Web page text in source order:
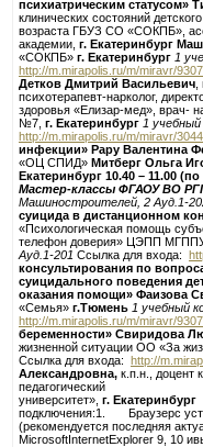
психиатрическим статусом»
клинических состояний детского
возраста ГБУЗ СО «СОКПБ»,
академии, г. Екатеринбург
«СОКПБ» г. Екатеринбург 1
http://m.mirapolis.ru/m/miravr/
Детков Дмитрий Васильевич
психотерапевт-нарколог,
здоровья «Елизар-мед», врач-
№7, г. Екатеринбург 1 учебный
http://m.mirapolis.ru/m/miravr/
инфекции» Рару Валентина
«ОЦ СПИД» Митберг Ольга
Екатеринбург 10.40 – 11.00
Мастер-классы ФГАОУ ВО
Машиностроителей, 2 Ауд.1-
суицида в дистанционном
«Психологическая помощь
телефон доверия» ЦЭПП
Ауд.1-201 Ссылка для входа:
консультирования по
суицидального поведения
оказания помощи» Фаизова
«Семья» г.Тюмень 1 учебный
http://m.mirapolis.ru/m/miravr/
беременности» Свиридова
жизненной ситуации ОО «За
Ссылка для входа: http://
Александровна, к.п.н., доцент
педагогический
университет», г. Екатеринбург
подключения:1. Браузерс
(рекомендуется последняя
MicrosoftInternetExplorer 9, 10